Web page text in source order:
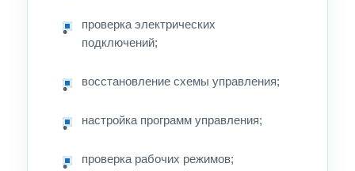
проверка электрических
подключений;
восстановление схемы управления;
настройка программ управления;
проверка рабочих режимов;